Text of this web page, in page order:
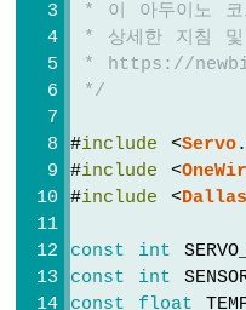
* 이 아두이노 코
* 상세한 지침 및
* https://
*/
#include <Servo
#include <
#include <
const int
const
int
const
float